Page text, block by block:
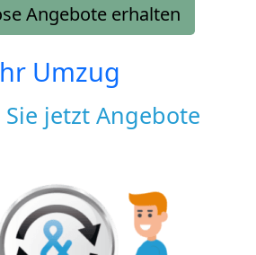
Angebote erhalten
Umzug
jetzt Angebote